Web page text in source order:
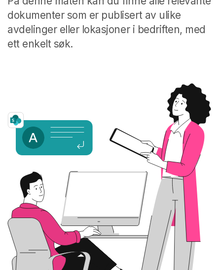
dokumenter som er publisert av ulike
avdelinger eller lokasjoner i bedriften, med
ett enkelt søk.